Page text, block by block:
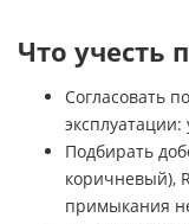
Что учесть
Согласовать
Подбирать
коричневый),
примыкания